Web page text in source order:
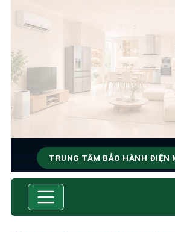
TRUNG TÂM BẢO HÀNH ĐIỆN
SỬA CHỮA & BẢO